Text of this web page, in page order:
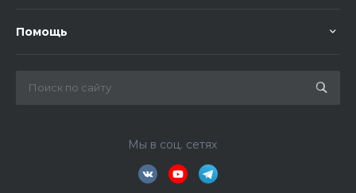
Помощь
Мы в соц. сетях